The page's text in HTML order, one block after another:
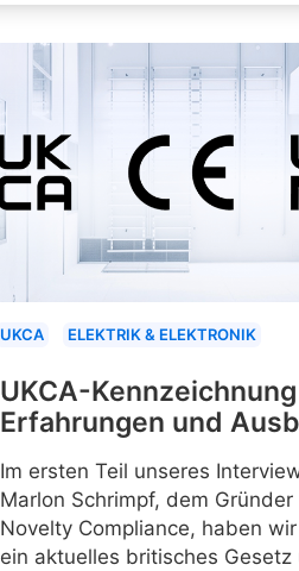
UKCA ELEKTRIK & ELEKTRONIK
UKCA-
Erfahrungen und
Im ersten Teil unseres
Marlon Schrimpf, dem Gründer
Novelty Compliance, haben
ein aktuelles britisches Gesetz